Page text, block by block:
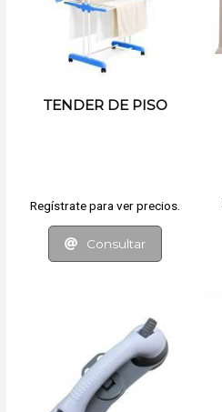
TENDER DE PISO
Regístrate para ver precios.
Consultar